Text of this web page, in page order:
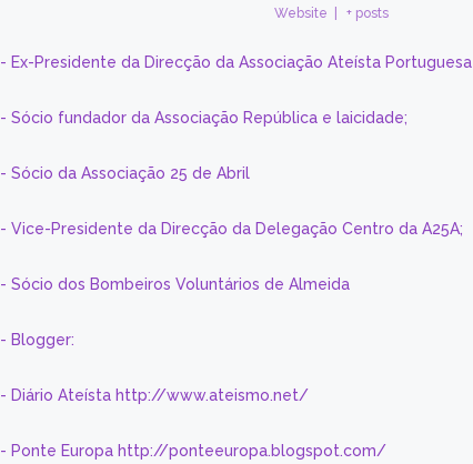
Website + posts
- Ex-Presidente da Direcção da Associação Ateísta Portuguesa
- Sócio fundador da Associação República e laicidade;
- Sócio da Associação 25 de Abril
- Vice-Presidente da Direcção da Delegação Centro da A25A;
- Sócio dos Bombeiros Voluntários de Almeida
- Blogger:
- Diário Ateísta http://www.ateismo.net/
- Ponte Europa http://ponteeuropa.blogspot.com/